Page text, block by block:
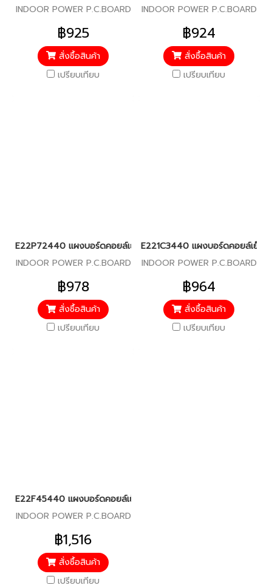
INDOOR POWER P.C.BOARD
฿925
สั่งซื้อสินค้า
เปรียบเทียบ
INDOOR POWER P.C.BOARD
฿924
สั่งซื้อสินค้า
เปรียบเทียบ
E22P72440 แผงบอร์ดคอยล์เย็น สำหรับแอร์มิตซู รุ่น MSY-
INDOOR POWER P.C.BOARD
฿978
สั่งซื้อสินค้า
เปรียบเทียบ
E221C3440 แผงบอร์ดคอยล์เย็น
INDOOR POWER P.C.BOARD
฿964
สั่งซื้อสินค้า
เปรียบเทียบ
E22F45440 แผงบอร์ดคอยล์เย็น สำหรับแอร์มิตซู รุ่น MS-
INDOOR POWER P.C.BOARD
฿1,516
สั่งซื้อสินค้า
เปรียบเทียบ